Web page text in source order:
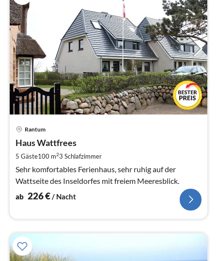
Rantum
Haus Wattfrees
5 Gäste100 m23 Schlafzimmer
Sehr komfortables Ferienhaus, sehr ruhig auf der
Wattseite des Inseldorfes mit freiem Meeresblick.
ab 226€/ Nacht